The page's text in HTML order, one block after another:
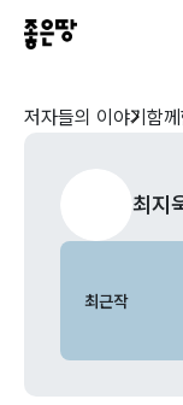
저자들의 이야기 함
최지
최근작